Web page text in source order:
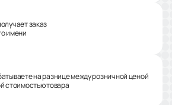
заказ
имени
на разнице между розничной ценой
стоимостью товара